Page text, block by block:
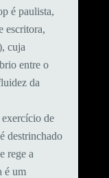
é paulista,
escritora,
cuja
entre o
da
de
destrinchado
rege a
é um